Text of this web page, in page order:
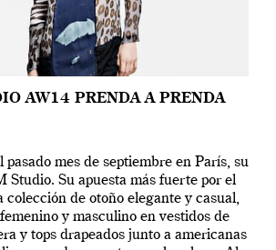
AW14 PRENDA A PRENDA
mes de septiembre en París, su
Studio. Su apuesta más fuerte por el
colección de otoño elegante y casual,
y masculino en vestidos de
y tops drapeados junto a americanas